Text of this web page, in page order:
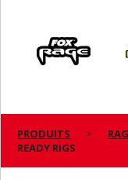
PRODUITS
READY RIGS